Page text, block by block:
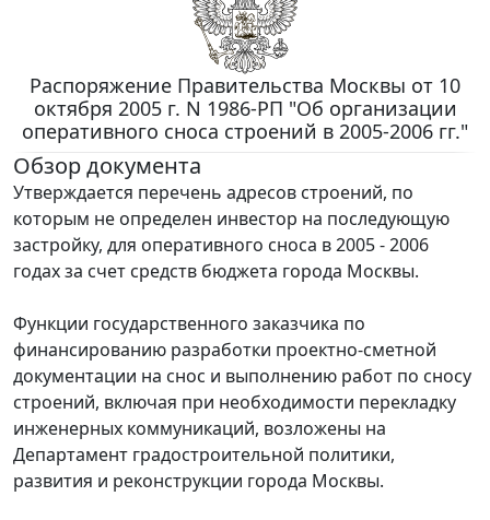
Распоряжение Правительства Москвы от 10
октября 2005 г. N 1986-РП "Об организации
оперативного сноса строений в 2005-2006 гг."
Обзор документа
Утверждается перечень адресов строений, по
которым не определен инвестор на последующую
застройку, для оперативного сноса в 2005 - 2006
годах за счет средств бюджета города Москвы.
Функции государственного заказчика по
финансированию разработки проектно-сметной
документации на снос и выполнению работ по сносу
строений, включая при необходимости перекладку
инженерных коммуникаций, возложены на
Департамент градостроительной политики,
развития и реконструкции города Москвы.